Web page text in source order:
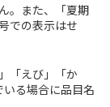
。また、「夏期
での表示はせ
「えび」「か
る場合に品目名